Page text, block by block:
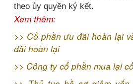
theo ủy quyền ký kết.
Xem thêm:
>> Cổ phần ưu đãi hoàn lại
đãi hoàn lại
>> Công ty cổ phần mua lại